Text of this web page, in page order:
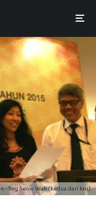
- Sng Seow Wah (kedua dari kiri).